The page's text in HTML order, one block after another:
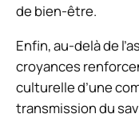
de bien-être.
Enfin, au-delà de
croyances
culturelle d’une
transmission du